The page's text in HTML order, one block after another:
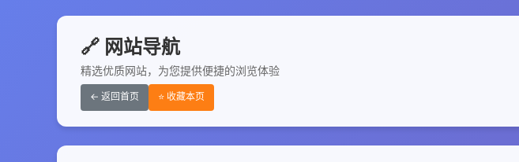
🔗 网站导航
精选优质网站，为您提供便捷的浏览体验
← 返回首页 ⭐ 收藏本页